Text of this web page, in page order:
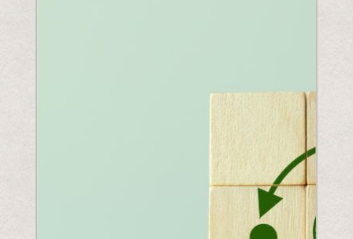
Contactez notre
Rencontrez l'équipe